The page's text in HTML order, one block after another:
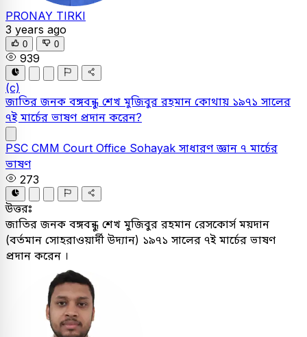
PRONAY TIRKI
3 years ago
0 0
939
(c)
জাতির জনক বঙ্গবন্ধু শেখ মুজিবুর রহমান কোথায় ১৯৭১ সালের
৭ই মার্চের ভাষণ প্রদান করেন?
PSC CMM Court Office Sohayak সাধারণ জ্ঞান ৭ মার্চের
ভাষণ
273
উত্তরঃ
জাতির জনক বঙ্গবন্ধু শেখ মুজিবুর রহমান রেসকোর্স ময়দান
(বর্তমান সোহরাওয়ার্দী উদ্যান) ১৯৭১ সালের ৭ই মার্চের ভাষণ
প্রদান করেন ।